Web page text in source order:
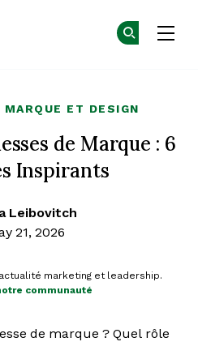
ET DESIGN
de Marque : 6
Inspirants
Leibovitch
21, 2026
marketing et leadership.
communauté
de marque ? Quel rôle